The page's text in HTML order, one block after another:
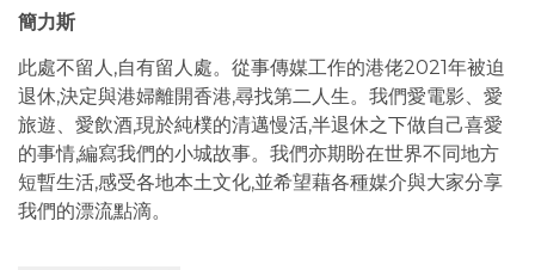
簡力斯
此處不留人,自有留人處。從事傳媒工作的港佬2021年被迫
退休,決定與港婦離開香港,尋找第二人生。我們愛電影、愛
旅遊、愛飲酒,現於純樸的清邁慢活,半退休之下做自己喜愛
的事情,編寫我們的小城故事。我們亦期盼在世界不同地方
短暫生活,感受各地本土文化,並希望藉各種媒介與大家分享
我們的漂流點滴。